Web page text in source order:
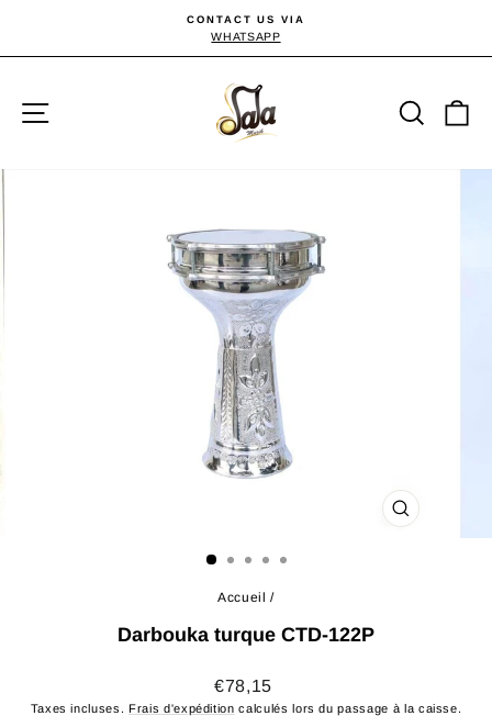
contenu
Diaporama
CONTACT US VIA
WHATSAPP
FERMER
Accueil /
Darbouka turque CTD-122P
Prix
régulier
€78,15
Taxes incluses. Frais d'expédition calculés lors du passage à la caisse.